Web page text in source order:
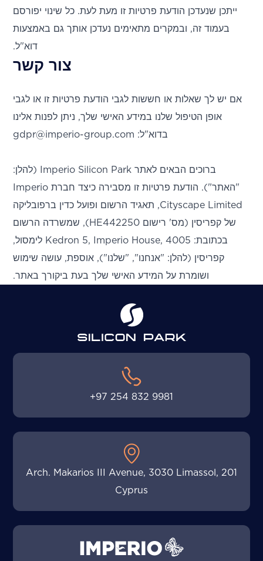
ייתכן שנעדכן הודעת פרטיות זו מעת לעת. כל שינוי יפורסם
בעמוד זה, ובמקרים מתאימים נעדכן אותך גם באמצעות
דוא"ל.
צור קשר
אם יש לך שאלות או חששות לגבי הודעת פרטיות זו או לגבי
אופן הטיפול שלנו במידע האישי שלך, ניתן לפנות אלינו
בדוא"ל: gdpr@imperio-group.com
ברוכים הבאים לאתר Imperio Silicon Park (להלן:
"האתר"). הודעת פרטיות זו מסבירה כיצד חברת Imperio
Cityscape Limited, תאגיד הרשום ופועל כדין ברפובליקה
של קפריסין (מס' רישום HE442250), שמשרדה הרשום
בכתובת: Kedron 5, Imperio House, 4005 לימסול,
קפריסין (להלן: "אנחנו", "שלנו"), אוספת, עושה שימוש
ושומרת על המידע האישי שלך בעת ביקורך באתר.
+97 254 832 9981
201 Arch. Makarios III Avenue, 3030 Limassol,
Cyprus